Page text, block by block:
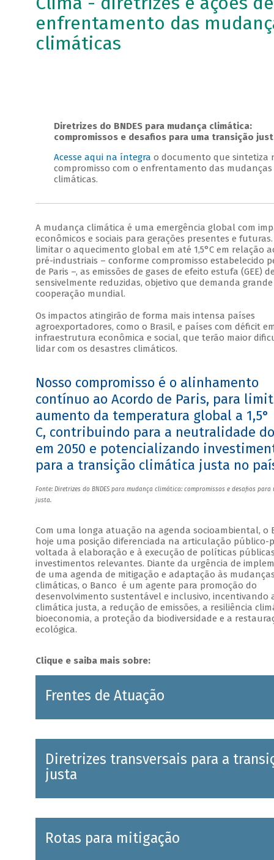
enfrentamento das
climáticas
Diretrizes do BNDES para mudança climática:
compromissos e desafios para uma transição
Acesse aqui na íntegra o documento que sintetiza
compromisso com o enfrentamento das mudanças
climáticas.
A mudança climática é uma emergência global com
econômicos e sociais para gerações presentes e
limitar o aquecimento global em até 1,5°C em relação
pré-industriais – conforme compromisso estabelecido
de Paris –, as emissões de gases de efeito estufa (GEE)
sensivelmente reduzidas, objetivo que demanda
cooperação mundial.
Os impactos atingirão de forma mais intensa países
agroexportadores, como o Brasil, e países com déficit
infraestrutura econômica e social, que terão maior
lidar com os desastres climáticos.
Nosso compromisso é o alinhamento
contínuo ao Acordo de Paris, para
aumento da temperatura global a 1,5°
C, contribuindo para a neutralidade
em 2050 e potencializando
para a transição climática justa no
Fonte: Diretrizes do BNDES para mudança climática: compromissos e desafios
justa.
Com uma longa atuação na agenda socioambiental, o
hoje uma posição diferenciada na articulação público-
voltada à elaboração e à execução de políticas
investimentos relevantes. Diante da urgência de
de uma agenda de mitigação e adaptação às
climáticas, o Banco é um agente para promoção do
desenvolvimento sustentável e inclusivo, incentivando
climática justa, a redução de emissões, a resiliência
bioeconomia, a proteção da biodiversidade e a
ecológica.
Clique e saiba mais sobre:
Frentes de Atuação
Diretrizes transversais para a
justa
Rotas para mitigação